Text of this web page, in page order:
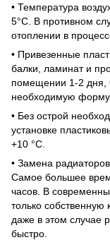
• Температура
5°C. В противном
отоплении в
• Привезенные
балки, ламинат и
помещении 1-2 дня,
необходимую форму.
• Без острой
установке
+10 °C.
• Замена
Самое большее
часов. В
только
даже в этом случае
быстро.